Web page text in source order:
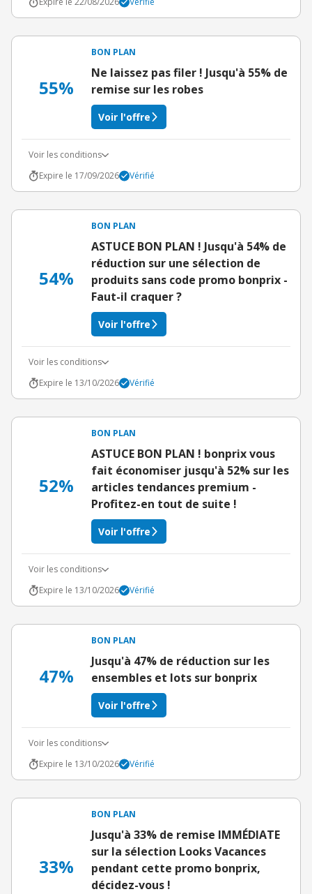
55%
BON PLAN
Ne laissez pas filer ! Jusqu'à 55% de
remise sur les robes
Voir l'offre
Voir les conditions
Expire le 17/09/2026
Vérifié
54%
BON PLAN
ASTUCE BON PLAN ! Jusqu'à 54% de
réduction sur une sélection de
produits sans code promo bonprix -
Faut-il craquer ?
Voir l'offre
Voir les conditions
Expire le 13/10/2026
Vérifié
52%
BON PLAN
ASTUCE BON PLAN ! bonprix vous
fait économiser jusqu'à 52% sur les
articles tendances premium -
Profitez-en tout de suite !
Voir l'offre
Voir les conditions
Expire le 13/10/2026
Vérifié
47%
BON PLAN
Jusqu'à 47% de réduction sur les
ensembles et lots sur bonprix
Voir l'offre
Voir les conditions
Expire le 13/10/2026
Vérifié
33%
BON PLAN
Jusqu'à 33% de remise IMMÉDIATE
sur la sélection Looks Vacances
pendant cette promo bonprix,
décidez-vous !